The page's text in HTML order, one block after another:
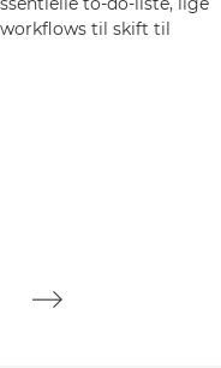
til skift til